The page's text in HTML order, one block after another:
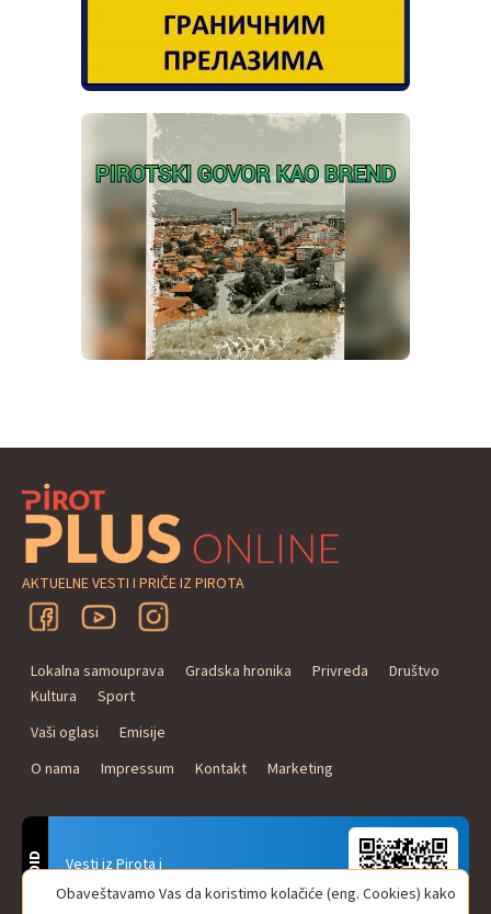
AKTUELNE VESTI I PRIČE IZ PIROTA
Lokalna samouprava Gradska hronika Privreda
Društvo
Kultura
Sport
Vaši oglasi
Emisije
O nama
Impressum Kontakt Marketing
Vesti iz Pirota i
Naxi Plus Radio
ANDROID Obaveštavamo Vas da koristimo kolačiće (eng. Cookies) kako